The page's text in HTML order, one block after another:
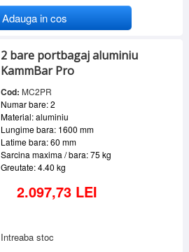
Adauga in cos
2 bare portbagaj aluminiu
KammBar Pro
Cod: MC2PR
Numar bare: 2
Material: aluminiu
Lungime bara: 1600 mm
Latime bara: 60 mm
Sarcina maxima / bara: 75 kg
Greutate: 4.40 kg
2.097,73 LEI
Intreaba stoc